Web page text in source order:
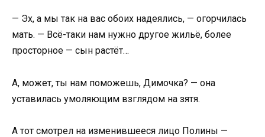
— Эх, а мы так на вас обоих надеялись, — огорчилась
мать. — Всё-таки нам нужно другое жильё, более
просторное — сын растёт…
А, может, ты нам поможешь, Димочка? — она
уставилась умоляющим взглядом на зятя.
А тот смотрел на изменившееся лицо Полины —